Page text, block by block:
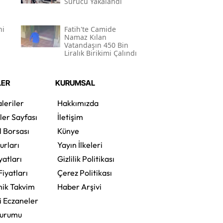
Fatih'te Camide
Namaz Kılan
Vatandaşın 450 Bin
Liralık Birikimi Çalındı
Sayfası
Takvim
Eczaneler
KURUMSAL
Hakkımızda
İletişim
Künye
Yayın İlkeleri
Gizlilik Politikası
Çerez Politikası
Haber Arşivi